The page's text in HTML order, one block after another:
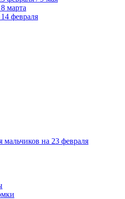
марта
февраля
мальчиков на 23 февраля